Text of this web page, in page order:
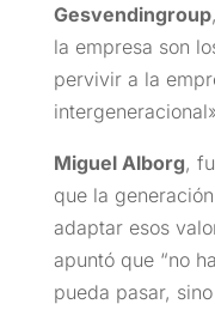
Gesvendingroup
la empresa son
pervivir a la
Miguel Alborg,
que la
adaptar esos
apuntó que “no
pueda pasar,